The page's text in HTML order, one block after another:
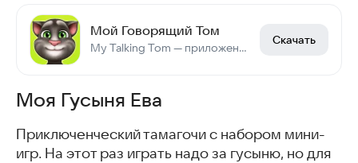
Мой Говорящий Том
My Talking Tom — приложение с говорящим котом Томом.
Скачать
Моя Гусыня Ева
Приключенческий тамагочи с набором мини-
игр. На этот раз играть надо за гусыню, но для